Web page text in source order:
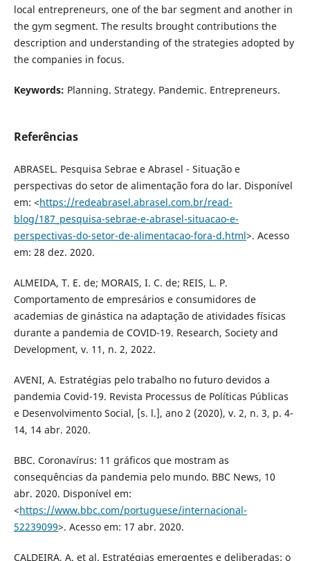
local entrepreneurs, one of the bar segment and another in
the gym segment. The results brought contributions the
description and understanding of the strategies adopted by
the companies in focus.
Keywords: Planning. Strategy. Pandemic. Entrepreneurs.
Referências
ABRASEL. Pesquisa Sebrae e Abrasel - Situação e
perspectivas do setor de alimentação fora do lar. Disponível
em: <https://redeabrasel.abrasel.com.br/read-
blog/187_pesquisa-sebrae-e-abrasel-situacao-e-
perspectivas-do-setor-de-alimentacao-fora-d.html>. Acesso
em: 28 dez. 2020.
ALMEIDA, T. E. de; MORAIS, I. C. de; REIS, L. P.
Comportamento de empresários e consumidores de
academias de ginástica na adaptação de atividades físicas
durante a pandemia de COVID-19. Research, Society and
Development, v. 11, n. 2, 2022.
AVENI, A. Estratégias pelo trabalho no futuro devidos a
pandemia Covid-19. Revista Processus de Políticas Públicas
e Desenvolvimento Social, [s. l.], ano 2 (2020), v. 2, n. 3, p. 4-
14, 14 abr. 2020.
BBC. Coronavírus: 11 gráficos que mostram as
consequências da pandemia pelo mundo. BBC News, 10
abr. 2020. Disponível em:
<https://www.bbc.com/portuguese/internacional-
52239099>. Acesso em: 17 abr. 2020.
CALDEIRA, A. et al. Estratégias emergentes e deliberadas: o